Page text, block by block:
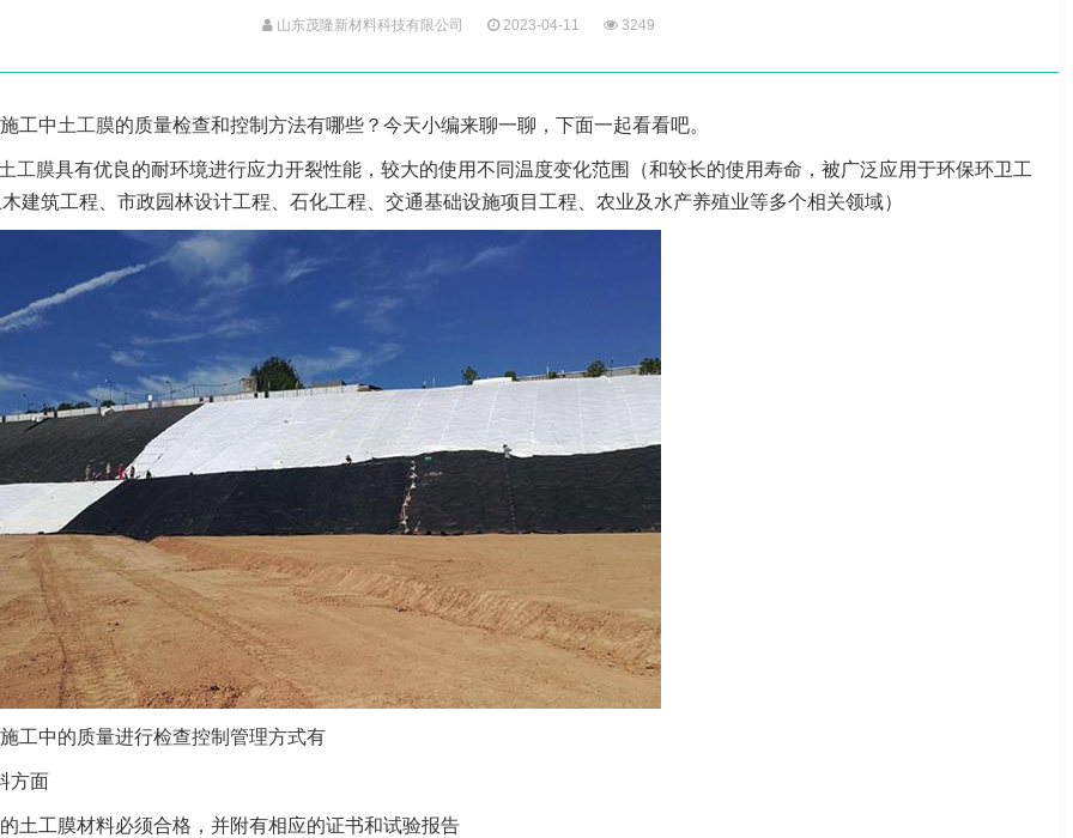
山东茂隆新材料科技有限公司 2023-04-11 3249
工中土工膜的质量检查和控制方法有哪些？今天小编来聊一聊，下面一起看看吧。
工膜具有优良的耐环境进行应力开裂性能，较大的使用不同温度变化范围（和较长的使用寿命，被广泛应用于环保环卫工
建筑工程、市政园林设计工程、石化工程、交通基础设施项目工程、农业及水产养殖业等多个相关领域）
工中的质量进行检查控制管理方式有
方面
土工膜材料必须合格，并附有相应的证书和试验报告